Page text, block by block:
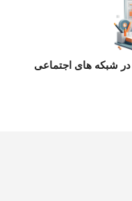
در شبکه های اجتماعی